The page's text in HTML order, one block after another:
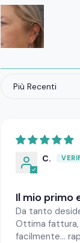
Sort by
C.
Il mio primo
Da tanto
Ottima fattura,
facilmente...